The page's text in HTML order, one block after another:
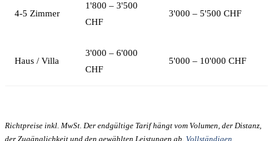
4-5 Zimmer
1'800 – 3'500
CHF
3'000 – 5'500 CHF
Haus / Villa
3'000 – 6'000
CHF
5'000 – 10'000 CHF
Richtpreise inkl. MwSt. Der endgültige Tarif hängt vom Volumen, der Distanz,
der Zugänglichkeit und den gewählten Leistungen ab. Vollständigen